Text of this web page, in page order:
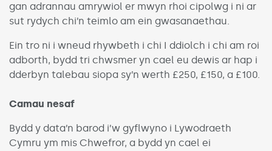
gan adrannau amrywiol er mwyn rhoi cipolwg i ni ar
sut rydych chi’n teimlo am ein gwasanaethau.
Ein tro ni i wneud rhywbeth i chi I ddiolch i chi am roi
adborth, bydd tri chwsmer yn cael eu dewis ar hap i
dderbyn talebau siopa sy’n werth £250, £150, a £100.
Camau nesaf
Bydd y data’n barod i’w gyflwyno i Lywodraeth
Cymru ym mis Chwefror, a bydd yn cael ei